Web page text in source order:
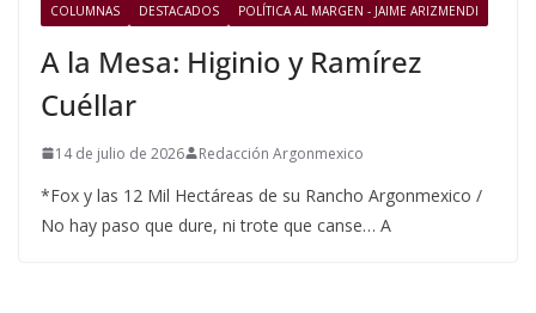
COLUMNAS DESTACADOS POLÍTICA AL MARGEN - JAIME ARIZMENDI
A la Mesa: Higinio y Ramírez
Cuéllar
14 de julio de 2026 Redacción Argonmexico
*Fox y las 12 Mil Hectáreas de su Rancho Argonmexico /
No hay paso que dure, ni trote que canse… A